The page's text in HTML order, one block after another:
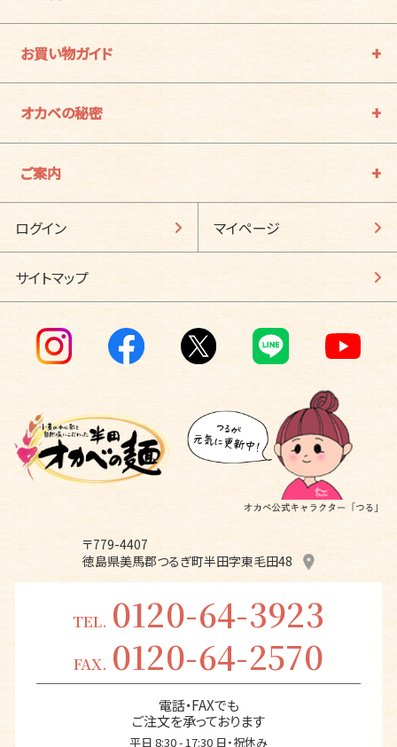
お買い物ガイド
オカベの秘密
ご案内
ログイン マイページ
サイトマップ
〒779-4407
徳島県美馬郡つるぎ町半田字東毛田48
TEL. 0120-64-3923
FAX. 0120-64-2570
電話・FAXでも
ご注文を承っております
平日 8:30 - 17:30 日・祝休み